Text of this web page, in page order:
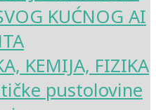
KUĆNOG AI
KEMIJA, FIZIKA
pustolovine